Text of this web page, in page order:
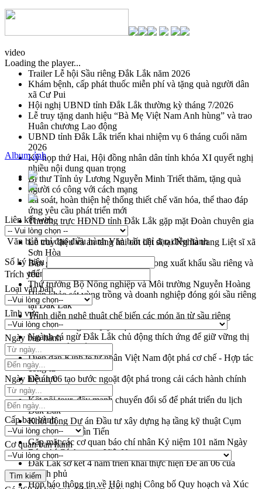
video
Loading the player...
Trailer Lễ hội Sầu riêng Đắk Lắk năm 2026
Khám bệnh, cấp phát thuốc miễn phí và tặng quà người dân
xã Cư Pui
Hội nghị UBND tỉnh Đắk Lắk thường kỳ tháng 7/2026
Lễ truy tặng danh hiệu “Bà Mẹ Việt Nam Anh hùng” và trao
Huân chương Lao động
UBND tỉnh Đắk Lắk triển khai nhiệm vụ 6 tháng cuối năm
2026
Kỳ họp thứ Hai, Hội đồng nhân dân tỉnh khóa XI quyết nghị
nhiều nội dung quan trọng
Bí thư Tỉnh ủy Lương Nguyễn Minh Triết thăm, tặng quà
người có công với cách mạng
Rà soát, hoàn thiện hệ thống thiết chế văn hóa, thể thao đáp
ứng yêu cầu phát triển mới
Thường trực HĐND tỉnh Đắk Lắk gặp mặt Đoàn chuyên gia
y tế TP. Hồ Chí Minh
Lễ truy điệu và an táng hài cốt liệt sĩ tại Nghĩa trang Liệt sĩ xã
Sơn Hòa
Bàn giải pháp tháo gỡ khó khăn trong xuất khẩu sầu riêng và
triển khai quy định EUDR
Thứ trưởng Bộ Nông nghiệp và Môi trường Nguyễn Hoàng
Hiệp khảo sát vùng trồng và doanh nghiệp đóng gói sầu riêng
tại Đắk Lắk
Trình diễn nghệ thuật chế biến các món ăn từ sầu riêng
Đắk Lắk công bố Quy hoạch và xúc tiến đầu tư tỉnh
Ngành cá ngừ Đắk Lắk chủ động thích ứng để giữ vững thị
trường xuất khẩu
Diễn đàn Kinh tế tư nhân Việt Nam đột phá cơ chế - Hợp tác
công tư
Đề án 06 tạo bước ngoặt đột phá trong cải cách hành chính
tỉnh Đắk Lắk
Kết nối tour, đẩy mạnh chuyển đổi số để phát triển du lịch
Đắk Lắk
Khởi động Dự án Đầu tư xây dựng hạ tầng kỹ thuật Cụm
công nghiệp Tân Tiến
Gặp mặt các cơ quan báo chí nhân Kỷ niệm 101 năm Ngày
Báo chí Cách mạng Việt Nam
Đắk Lắk sơ kết 4 năm triển khai thực hiện Đề án 06 của
Chính phủ
Họp báo thông tin về Hội nghị Công bố Quy hoạch và Xúc
Album ảnh
Liên kết web
Văn bản chỉ đạo điều hành Văn bản chỉ đạo điều hành
Số ký hiệu
Trích yếu
Loại văn bản
Lĩnh vực
Ngày ban hành
Ngày hiệu lực
Cấp ban hành
Cơ quan ban hành